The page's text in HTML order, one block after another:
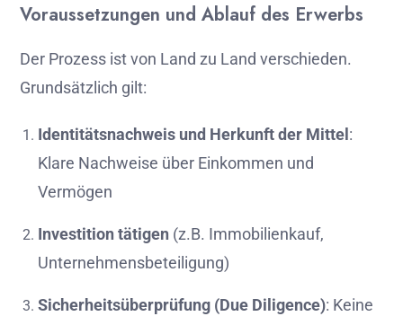
Voraussetzungen und Ablauf des Erwerbs
Der Prozess istvon Land zu Land verschieden.
Grundsätzlich gilt:
Identitätsnachweis und Herkunftder Mittel:
Klare Nachweise über Einkommen und
Vermögen
Investition tätigen (z.B. Immobilienkauf,
Unternehmensbeteiligung)
Sicherheitsüberprüfung (Due Diligence): Keine